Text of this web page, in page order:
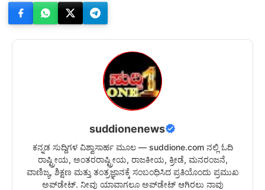
suddionenews
ಕನ್ನಡ ಸುದ್ದಿಗಳ ವಿಶ್ವಾಸಾರ್ಹ ಮೂಲ — suddione.com ನಲ್ಲಿ ಓದಿ
ರಾಷ್ಟ್ರೀಯ, ಅಂತರರಾಷ್ಟ್ರೀಯ, ರಾಜಕೀಯ, ಕ್ರೀಡೆ, ಮನರಂಜನೆ,
ವಾಣಿಜ್ಯ, ಶಿಕ್ಷಣ ಮತ್ತು ತಂತ್ರಜ್ಞಾನಕ್ಕೆ ಸಂಬಂಧಿಸಿದ ಪ್ರತಿಯೊಂದು ಪ್ರಮುಖ
ಅಪ್‌ಡೇಟ್. ನೀವು ಯಾವಾಗಲೂ ಅಪ್‌ಡೇಟ್ ಆಗಿರಲು ನಾವು